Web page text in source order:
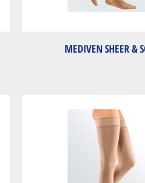
MEDIVEN SHEER &